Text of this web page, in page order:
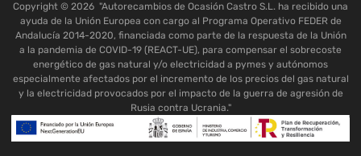
Copyright © 2026 "Autorecambios de Ocasión Castro S.L. ha recibido una
ayuda de la Unión Europea con cargo al Programa Operativo FEDER de
Andalucía 2014-2020, financiada como parte de la respuesta de la Unión
a la pandemia de COVID-19 (REACT-UE), para compensar el sobrecoste
energético de gas natural y/o electricidad a pymes y autónomos
especialmente afectados por el incremento de los precios del gas natural
y la electricidad provocados por el impacto de la guerra de agresión de
Rusia contra Ucrania."